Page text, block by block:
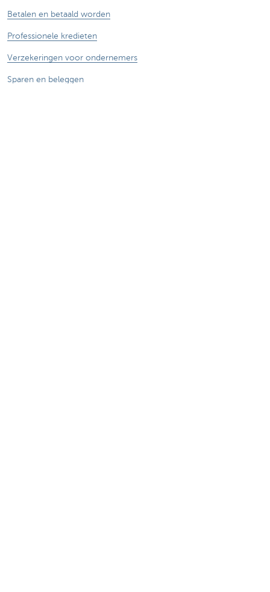
Betalen en betaald worden
Professionele kredieten
Verzekeringen voor ondernemers
Sparen en beleggen